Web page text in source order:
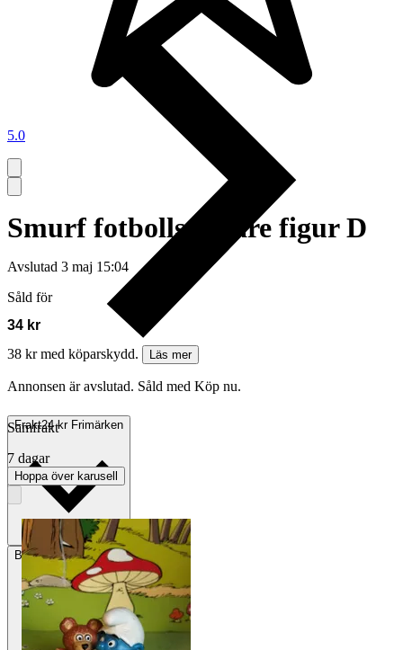
5.0
Smurf fotbollsspelare figur D
Avslutad 3 maj 15:04
Såld för
34 kr
38 kr med köparskydd.
Läs mer
Annonsen är avslutad. Såld med Köp nu.
Frakt24 kr Frimärken
BetalningVia Tradera
Samfrakt
7 dagar
Hoppa över karusell